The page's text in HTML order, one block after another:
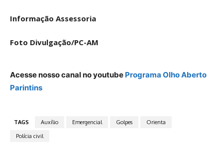
Informação Assessoria
Foto Divulgação/PC-AM
Acesse nosso canal no youtube Programa Olho Aberto
Parintins
TAGS Auxílio Emergencial Golpes
Orienta
Polícia civil